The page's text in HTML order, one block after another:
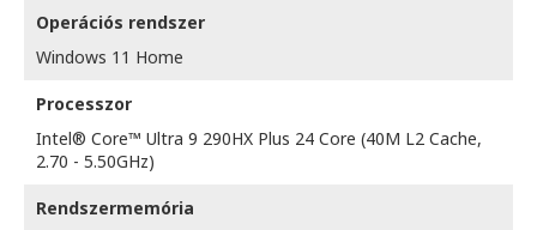
Operációs rendszer
Windows 11 Home
Processzor
Intel® Core™ Ultra 9 290HX Plus 24 Core (40M L2 Cache,
2.70 - 5.50GHz)
Rendszermemória